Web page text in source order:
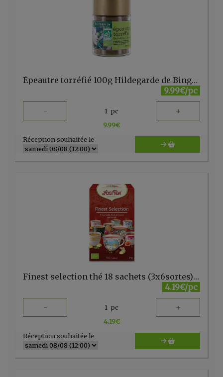
Épeautre torréfié 100g Hildegarde de Bingen
9.99€/pc
- 1 pc +
9.99€
Réception souhaitée le
Finest selection thé 18 sachets (3x6sortes) Yogi
4.19€/pc
- 1 pc +
4.19€
Réception souhaitée le